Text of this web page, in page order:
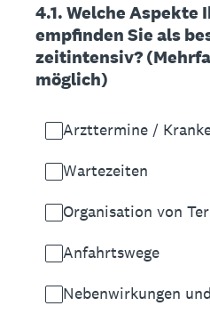
4.1. Welche Aspekte
empfinden Sie als
zeitintensiv?
möglich)
Arzttermine /
Wartezeiten
Organisation von
Anfahrtswege
Nebenwirkungen